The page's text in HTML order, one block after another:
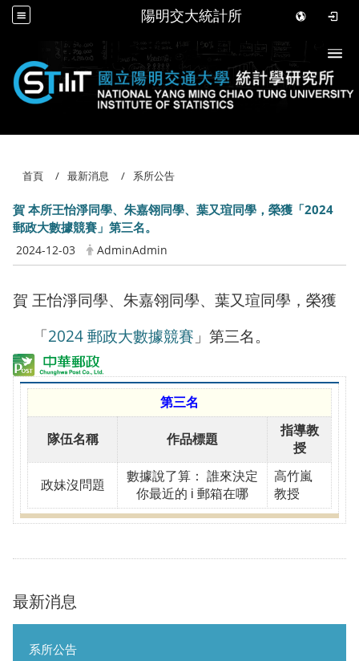
陽明交大統計所
最新消息
系所公告
首頁 最新消息 系所公告
賀 本所王怡淨同學、朱嘉翎同學、葉又瑄同學，榮獲「2024
郵政大數據競賽」第三名。
2024-12-03 AdminAdmin
賀 王怡淨同學、朱嘉翎同學、葉又瑄同學，榮獲
「2024 郵政大數據競賽 」第三名。
第三名
隊伍名稱 作品標題
指導教
授
政妹沒問題
數據說了算： 誰來決定
你最近的 i 郵箱在哪
高竹嵐
教授